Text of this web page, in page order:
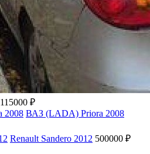
115000 ₽
ВАЗ (LADA) Priora 2008
Renault Sandero 2012 500000 ₽